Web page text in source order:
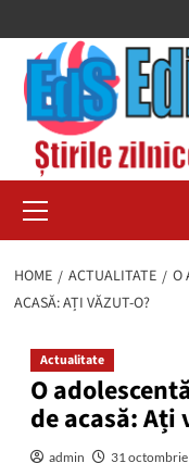
to
content
Menu
HOME ACTUALITATE
O
ACASĂ: AȚI VĂZUT-O?
Actualitate
O
de acasă: Ați
admin 31